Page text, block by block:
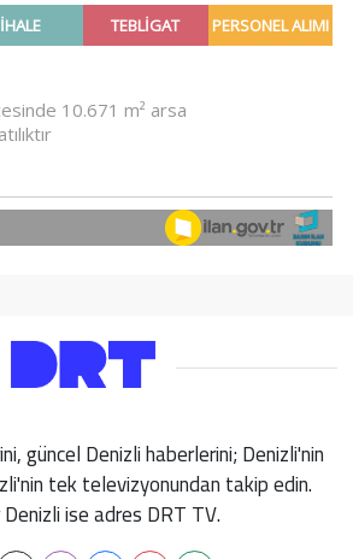
güncel Denizli haberlerini; Denizli'nin
tek televizyonundan takip edin.
ise adres DRT TV.